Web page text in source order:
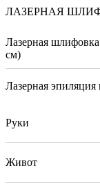
ЛАЗЕРНАЯ
Лазерная
см)
Лазерная
Руки
Живот